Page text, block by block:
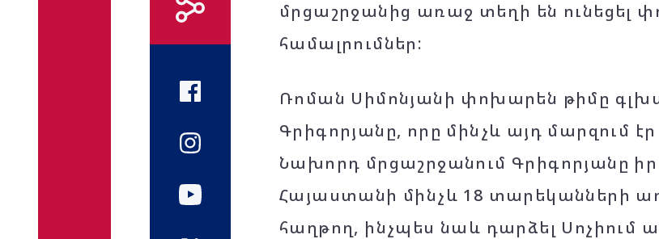
մրցաշրջանից առաջ տեղի են ունեցել
համալրումներ:
Ռոման Սիմոնյանի փոխարեն թիմը
Գրիգորյանը, որը մինչև այդ մարզում էր
Նախորդ մրցաշրջանում Գրիգորյանը
Հայաստանի մինչև 18 տարեկանների
հաղթող, ինչպես նաև դարձել Սոչիում